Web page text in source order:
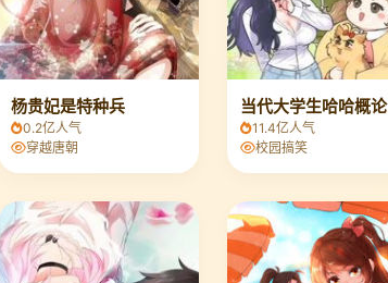
杨贵妃是特种兵
0.2亿人气
穿越唐朝
当代大学生哈哈概论
11.4亿人气
校园搞笑